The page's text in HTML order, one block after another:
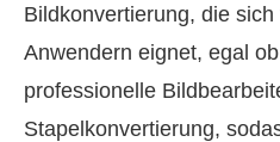
Bildkonvertierung, die
Anwendern eignet, egal
professionelle
Stapelkonvertierung,